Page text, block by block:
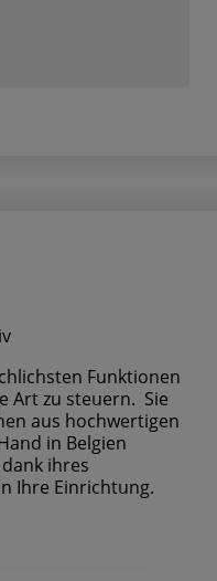
Funktionen
Art zu steuern. Sie
aus hochwertigen
in Belgien
ihres
Ihre Einrichtung.